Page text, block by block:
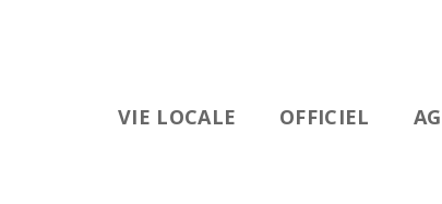
VIE LOCALE OFFICIEL